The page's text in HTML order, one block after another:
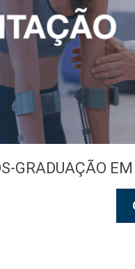
GRADUAÇÃO EM